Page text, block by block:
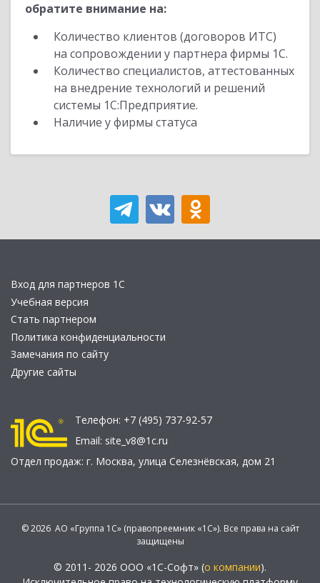
обратите внимание на:
Количество клиентов (договоров ИТС)
на сопровождении у партнера фирмы 1С.
Количество специалистов, аттестованных
на внедрение технологий и решений
системы 1С:Предприятие.
Наличие у фирмы статуса
Вход для партнеров 1С
Учебная версия
Стать партнером
Политика конфиденциальности
Замечания по сайту
Другие сайты
Телефон: +7 (495) 737-92-57
Email: site_v8@1c.ru
Отдел продаж: г. Москва, улица Селезнёвская, дом 21
© 2026 АО «Группа 1С» (правопреемник «1С»). Все права на сайт
защищены
© 2011- 2026 ООО «1С-Софт» (о компании).